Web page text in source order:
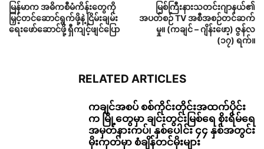
မြန်မာက အဓိကစီမံကိန်းတွေကို
မြှင့်တင်ဆောင်ရွက်ဖို့နဲ့ ငြိမ်းချမ်း
ရေးဖော်ဆောင်ဖို့ ရှီကျင့်ဖျင်ပြော
မြစ်ကြီးနားသတင်းဂျာနယ်၏
အပတ်စဉ် TV အစီအစဉ်တင်ဆက်
မှု။ (ကချင် – ဂျိန်းဖော့) ဇွန်လ
(၁၇) ရက်။
RELATED ARTICLES
ကချင်အစပ် စစ်ကိုင်းတိုင်းအထက်ပိုင်း
က မြို့တွေမှာ ချင်းတွင်းမြစ်ရေ စိုးရိမ်ရေ
အမှတ်နားကပ်၊ နှစ်ပေါင်း ၄၄ နှစ်အတွင်း
မိုးကုတ်မှာ စံချိန်တင်မိုးများ